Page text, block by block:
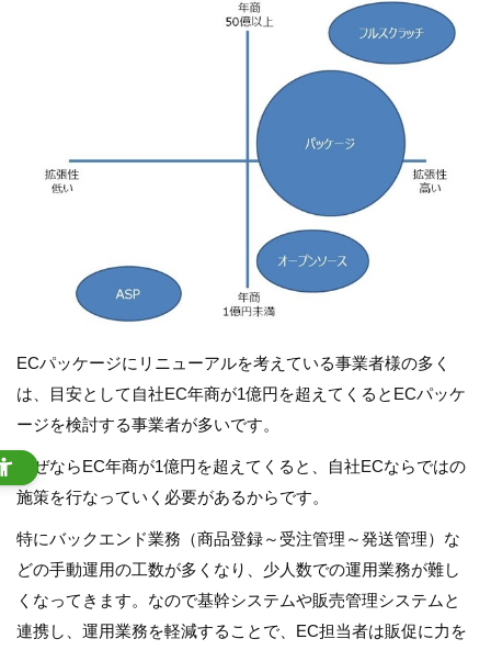
ECパッケージにリニューアルを考えている事業者様の多く
は、目安として自社EC年商が1億円を超えてくるとECパッケ
ージを検討する事業者が多いです。
なぜならEC年商が1億円を超えてくると、自社ECならではの
施策を行なっていく必要があるからです。
特にバックエンド業務（商品登録～受注管理～発送管理）な
どの手動運用の工数が多くなり、少人数での運用業務が難し
くなってきます。なので基幹システムや販売管理システムと
連携し、運用業務を軽減することで、EC担当者は販促に力を